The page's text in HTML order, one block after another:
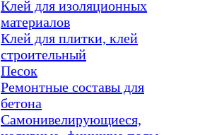
Клей для изоляционных
материалов
Клей для плитки, клей
строительный
Песок
Ремонтные составы для
бетона
Самонивелирующиеся,